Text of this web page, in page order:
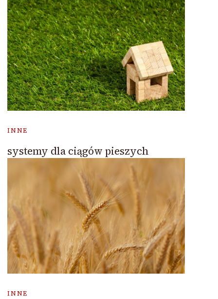
INNE
systemy dla ciągów pieszych
INNE